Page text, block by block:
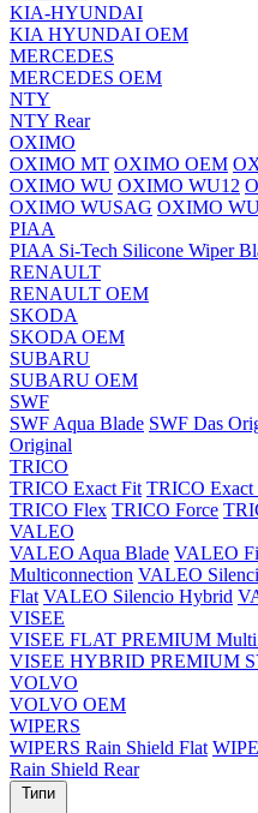
KIA-HYUNDAI
KIA HYUNDAI OEM
MERCEDES
MERCEDES OEM
NTY
NTY Rear
OXIMO
OXIMO MT OXIMO OEM
OXIMO WU OXIMO WU12
OXIMO WUSAG OXIMO
PIAA
PIAA Si-Tech Silicone Wiper
RENAULT
RENAULT OEM
SKODA
SKODA OEM
SUBARU
SUBARU OEM
SWF
SWF Aqua Blade SWF Das
Original
TRICO
TRICO Exact Fit TRICO
TRICO Flex TRICO Force
VALEO
VALEO Aqua Blade VALEO
Multiconnection VALEO
Flat VALEO Silencio Hybrid
VISEE
VISEE FLAT PREMIUM
VISEE HYBRID PREMIUM
VOLVO
VOLVO OEM
WIPERS
WIPERS Rain Shield Flat
Rain Shield Rear
Типи